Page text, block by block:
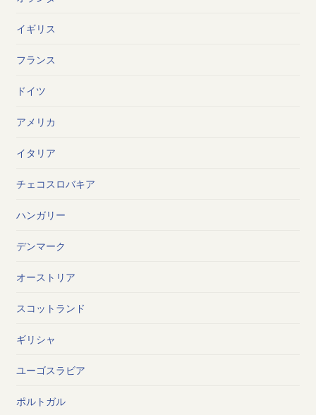
イギリス
フランス
ドイツ
アメリカ
イタリア
チェコスロバキア
ハンガリー
デンマーク
オーストリア
スコットランド
ギリシャ
ユーゴスラビア
ポルトガル